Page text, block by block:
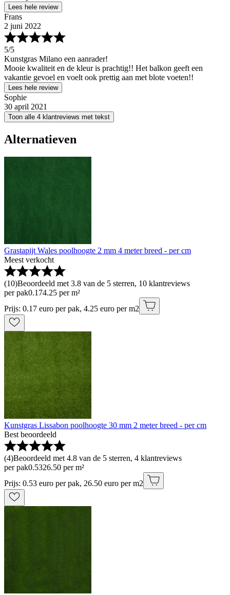
Lees hele review
Frans
2 juni 2022
5/5
Kunstgras Milano een aanrader!
Mooie kwaliteit en de kleur is prachtig!! Het balkon geeft een
vakantie gevoel en voelt ook prettig aan met blote voeten!!
Lees hele review
Sophie
30 april 2021
Toon alle 4 klantreviews met tekst
Alternatieven
Grastapijt Wales poolhoogte 2 mm 4 meter breed - per cm
Meest verkocht
(10)Beoordeeld met 3.8 van de 5 sterren, 10 klantreviews
per pak0.174.25 per m²
Prijs: 0.17 euro per pak, 4.25 euro per m2
Kunstgras Lissabon poolhoogte 30 mm 2 meter breed - per cm
Best beoordeeld
(4)Beoordeeld met 4.8 van de 5 sterren, 4 klantreviews
per pak0.5326.50 per m²
Prijs: 0.53 euro per pak, 26.50 euro per m2